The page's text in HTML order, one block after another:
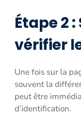
Étape 2
vérifier
Une fois sur la
souvent la
peut être
d’identification.